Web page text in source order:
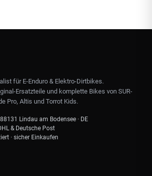
für E-Enduro & Elektro-Dirtbikes.
Ersatzteile und komplette Bikes von SUR-
Pro, Altis und Torrot Kids.
Lindau am Bodensee · DE
& Deutsche Post
· sicher Einkaufen